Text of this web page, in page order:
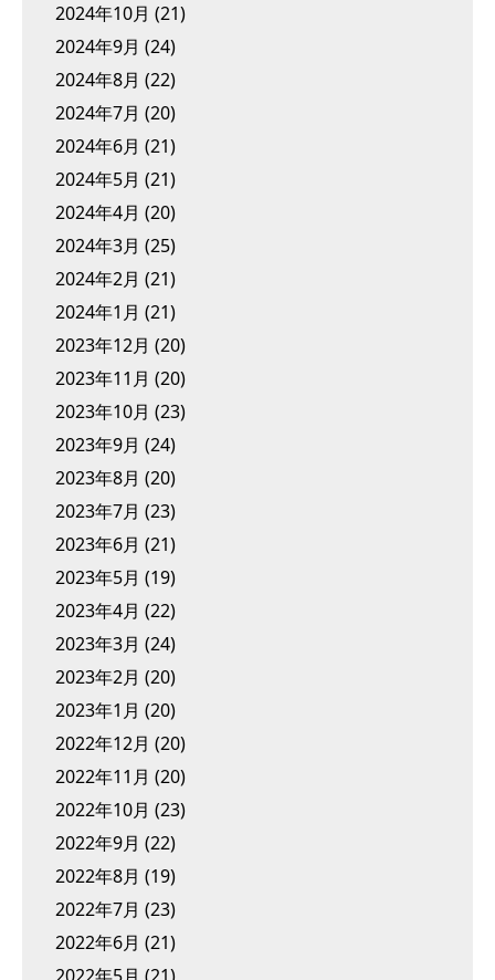
2024年10月 (21)
2024年9月 (24)
2024年8月 (22)
2024年7月 (20)
2024年6月 (21)
2024年5月 (21)
2024年4月 (20)
2024年3月 (25)
2024年2月 (21)
2024年1月 (21)
2023年12月 (20)
2023年11月 (20)
2023年10月 (23)
2023年9月 (24)
2023年8月 (20)
2023年7月 (23)
2023年6月 (21)
2023年5月 (19)
2023年4月 (22)
2023年3月 (24)
2023年2月 (20)
2023年1月 (20)
2022年12月 (20)
2022年11月 (20)
2022年10月 (23)
2022年9月 (22)
2022年8月 (19)
2022年7月 (23)
2022年6月 (21)